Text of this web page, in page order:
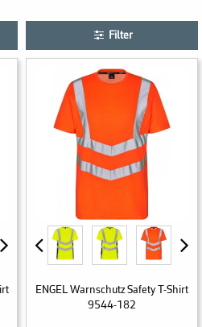
Filter
ENGEL Warnschutz Safety T-Shirt
9544-182